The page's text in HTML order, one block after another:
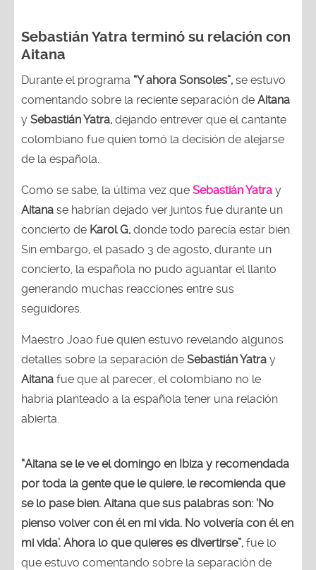
Sebastián Yatra terminó su relación con
Aitana
Durante el programa “Y ahora Sonsoles”, se estuvo
comentando sobre la reciente separación de Aitana
y Sebastián Yatra, dejando entrever que el cantante
colombiano fue quien tomó la decisión de alejarse
de la española.
Como se sabe, la última vez que Sebastián Yatra y
Aitana se habrían dejado ver juntos fue durante un
concierto de Karol G, donde todo parecía estar bien.
Sin embargo, el pasado 3 de agosto, durante un
concierto, la española no pudo aguantar el llanto
generando muchas reacciones entre sus
seguidores.
Maestro Joao fue quien estuvo revelando algunos
detalles sobre la separación de Sebastián Yatra y
Aitana fue que al parecer, el colombiano no le
habría planteado a la española tener una relación
abierta.
“Aitana se le ve el domingo en Ibiza y recomendada
por toda la gente que le quiere, le recomienda que
se lo pase bien. Aitana que sus palabras son: ‘No
pienso volver con él en mi vida. No volvería con él en
mi vida’. Ahora lo que quieres es divertirse”, fue lo
que estuvo comentando sobre la separación de